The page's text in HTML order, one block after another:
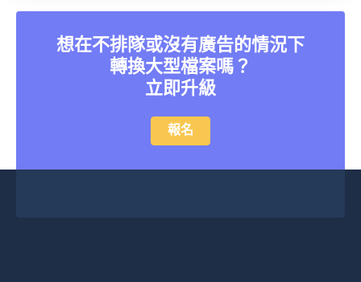
想在不排隊或沒有廣告的情況下
轉換大型檔案嗎？
立即升級
報名